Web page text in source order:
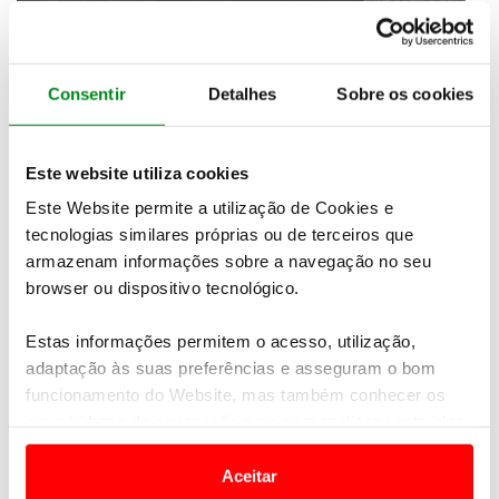
Consentir Detalhes Sobre os cookies
Este website utiliza cookies
Este Website permite a utilização de Cookies e
tecnologias similares próprias ou de terceiros que
armazenam informações sobre a navegação no seu
browser ou dispositivo tecnológico.
Estas informações permitem o acesso, utilização,
adaptação às suas preferências e asseguram o bom
funcionamento do Website, mas também conhecer os
e anúncios de modo a promover produtos e/ou serviços.
Aceitar
Segue-se oAston Martin DBXpor se destacar com
vendas para 2020, significando
totais do fabricante britânico.